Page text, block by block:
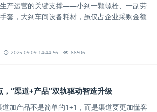
产运营的关键支撑——小到一颗螺栓、一副劳
套，大到车间设备耗材，虽仅占企业采购金额
2025-09-09 14:44:56 88506
“渠道+产品”双轨驱动智造升级
道加产品不是简单的1+1，而是渠道要更加懂客